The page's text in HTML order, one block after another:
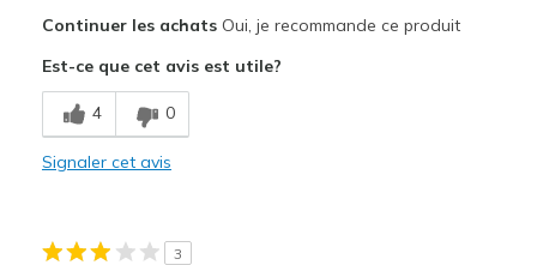
Breathe Well
Comfortable
Continuer les achatsOui, je recommande ce produit
Est-ce que cet avis est utile?
4 0
Signaler cet avis
3